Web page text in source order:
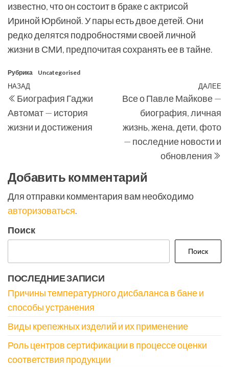
известно, что он состоит в браке с актрисой
Ириной Юрбиной. У пары есть двое детей. Они
редко делятся подробностями своей личной
жизни в СМИ, предпочитая сохранять ее в тайне.
Рубрика Uncategorised
Навигация
по
записям
Предыдущая
запись
НАЗАД
Биография Гаджи
Автомат — история
жизни и достижения
ДАЛЕЕ
Все о Павле Майкове —
биография, личная
жизнь, жена, дети, фото
— последние новости и
обновления
Добавить комментарий
Для отправки комментария вам необходимо
авторизоваться.
Поиск
Поиск
ПОСЛЕДНИЕ ЗАПИСИ
Причины температурного дисбаланса в бане и
способы устранения
Виды крепежных изделий и их применение
Роль центров сертификации в процессе оценки
соответствия продукции